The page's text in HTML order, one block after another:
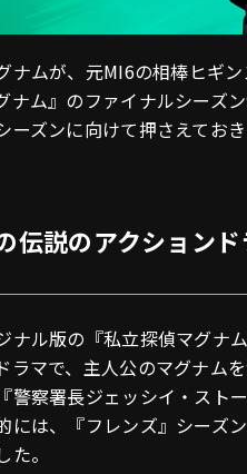
ナムが、元MI6の相棒ヒギ
ナム』のファイナルシーズ
ーズンに向けて押さえてお
伝説のアクション
ナル版の『私立探偵マグナ
ラマで、主人公のマグナム
警察署長ジェッシイ・スト
には、『フレンズ』シーズ
。